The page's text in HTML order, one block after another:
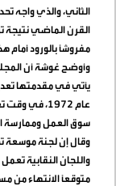
الثاني، والذي واجه
القرن الماضي نتيجة
مفروشًا بالورود أمام
وأوضح غوشة أن
يأتي في مقدمتها
عام 1972،
سوق العمل وممارسة
وقال إن لجنة موسعة
واللجان النقابية
متوقعًا الانتهاء من